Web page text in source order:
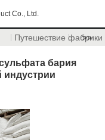
Co., Ltd.
Путешествие фабрики
>>
бария
индустрии